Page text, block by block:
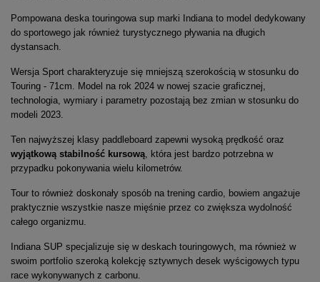
Pompowana deska touringowa sup marki Indiana to model dedykowany
do sportowego jak również turystycznego pływania na długich
dystansach.
Wersja Sport charakteryzuje się mniejszą szerokością w stosunku do
Touring - 71cm. Model na rok 2024 w nowej szacie graficznej,
technologia, wymiary i parametry pozostają bez zmian w stosunku do
modeli 2023.
Ten najwyższej klasy paddleboard zapewni wysoką prędkość oraz
wyjątkową stabilność kursową , która jest bardzo potrzebna w
przypadku pokonywania wielu kilometrów.
Tour to również doskonały sposób na trening cardio, bowiem angażuje
praktycznie wszystkie nasze mięśnie przez co zwiększa wydolność
całego organizmu.
Indiana SUP specjalizuje się w deskach touringowych, ma również w
swoim portfolio szeroką kolekcję sztywnych desek wyścigowych typu
race wykonywanych z carbonu.